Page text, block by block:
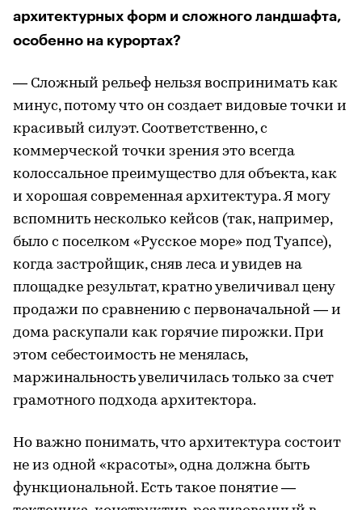
архитектурных форм и сложного ландшафта,
особенно на курортах?
— Сложный рельеф нельзя воспринимать как
минус, потому что он создает видовые точки и
красивый силуэт. Соответственно, с
коммерческой точки зрения это всегда
колоссальное преимущество для объекта, как
и хорошая современная архитектура. Я могу
вспомнить несколько кейсов (так, например,
было с поселком «Русское море» под Туапсе),
когда застройщик, сняв леса и увидев на
площадке результат, кратно увеличивал цену
продажи по сравнению с первоначальной — и
дома раскупали как горячие пирожки. При
этом себестоимость не менялась,
маржинальность увеличилась только за счет
грамотного подхода архитектора.
Но важно понимать, что архитектура состоит
не из одной «красоты», одна должна быть
функциональной. Есть такое понятие —